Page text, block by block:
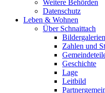
Weitere Behörden
Datenschutz
Leben & Wohnen
Über Schnaittach
Bildergalerien
Zahlen und
Geschichte
Lage
Leitbild